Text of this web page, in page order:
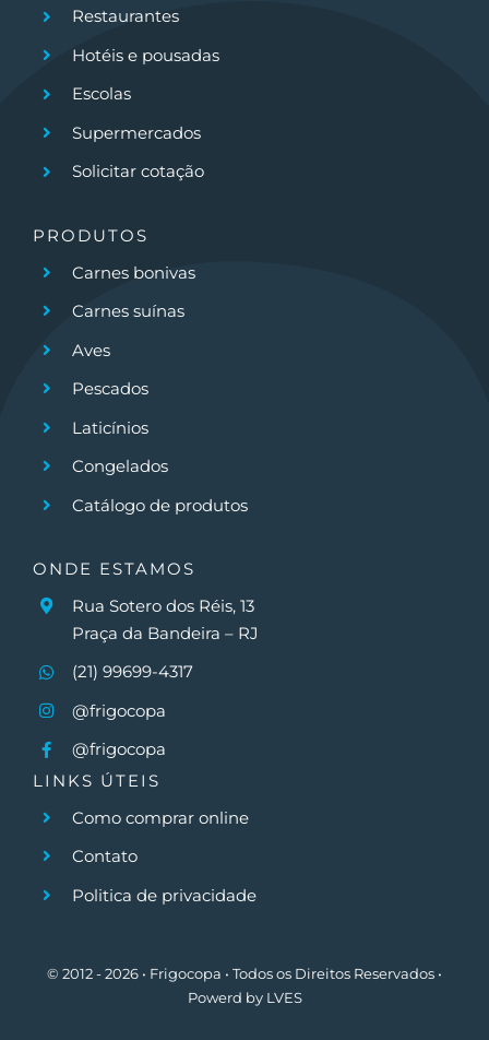
Restaurantes
Hotéis e pousadas
Escolas
Supermercados
Solicitar cotação
PRODUTOS
Carnes bonivas
Carnes suínas
Aves
Pescados
Laticínios
Congelados
Catálogo de produtos
ONDE ESTAMOS
Rua Sotero dos Réis, 13
Praça da Bandeira – RJ
(21) 99699-4317
@frigocopa
@frigocopa
LINKS ÚTEIS
Como comprar online
Contato
Politica de privacidade
© 2012 - 2026 • Frigocopa • Todos os Direitos Reservados •
Powerd by LVES